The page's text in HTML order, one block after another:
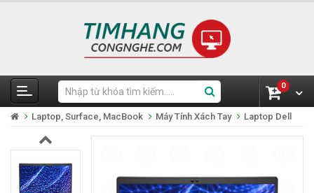
0
Laptop, Surface, MacBook Máy Tính Xách Tay Laptop Dell